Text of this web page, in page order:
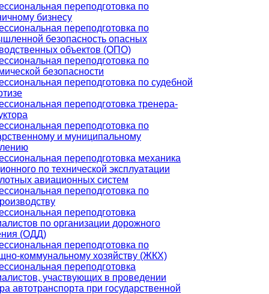
переподготовка по
бизнесу
переподготовка по
безопасность опасных
объектов (ОПО)
переподготовка по
безопасности
переподготовка по судебной
переподготовка тренера-
переподготовка по
и муниципальному
переподготовка механика
по технической эксплуатации
авиационных систем
переподготовка по
переподготовка
по организации дорожного
(ОДД)
переподготовка по
коммунальному хозяйству (ЖКХ)
переподготовка
участвующих в проведении
автотранспорта при государственной